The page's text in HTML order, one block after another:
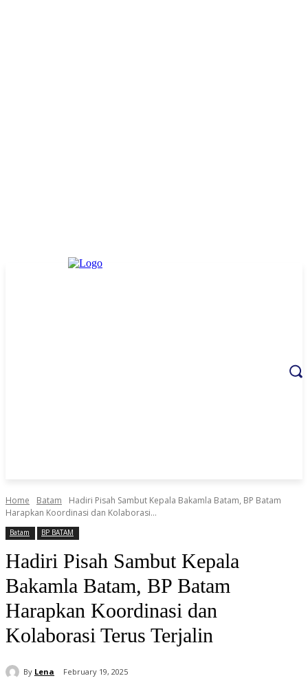
Home Batam
Hadiri Pisah Sambut Kepala Bakamla Batam, BP Batam
Harapkan Koordinasi dan Kolaborasi...
Batam BP BATAM
Hadiri Pisah Sambut Kepala
Bakamla Batam, BP Batam
Harapkan Koordinasi dan
Kolaborasi Terus Terjalin
By Lena February 19, 2025